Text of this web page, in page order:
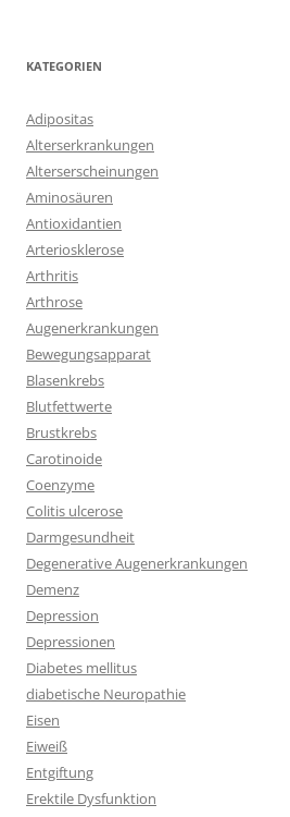
KATEGORIEN
Adipositas
Alterserkrankungen
Alterserscheinungen
Aminosäuren
Antioxidantien
Arteriosklerose
Arthritis
Arthrose
Augenerkrankungen
Bewegungsapparat
Blasenkrebs
Blutfettwerte
Brustkrebs
Carotinoide
Coenzyme
Colitis ulcerose
Darmgesundheit
Degenerative Augenerkrankungen
Demenz
Depression
Depressionen
Diabetes mellitus
diabetische Neuropathie
Eisen
Eiweiß
Entgiftung
Erektile Dysfunktion